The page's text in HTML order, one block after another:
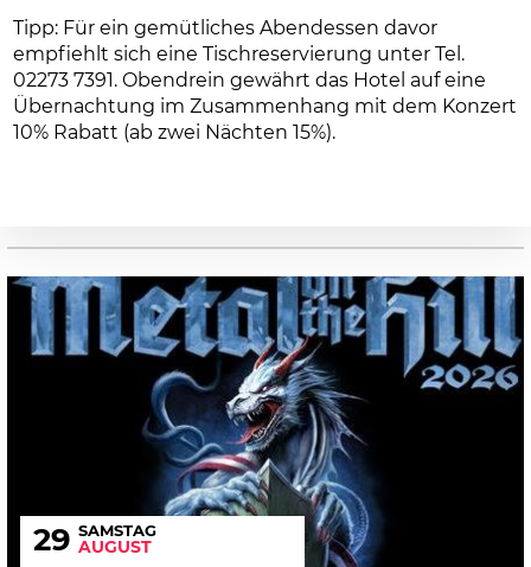
Tipp: Für ein gemütliches Abendessen davor
empfiehlt sich eine Tischreservierung unter Tel.
02273 7391. Obendrein gewährt das Hotel auf eine
Übernachtung im Zusammenhang mit dem Konzert
10% Rabatt (ab zwei Nächten 15%).
29 SAMSTAG
AUGUST